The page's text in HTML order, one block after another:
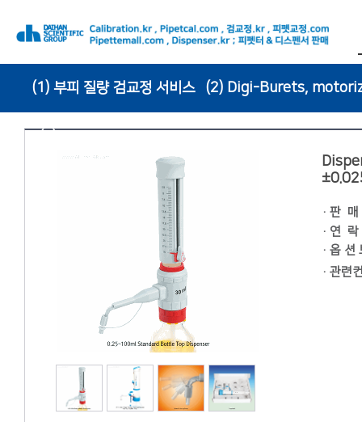
(1) 부피 질량 검교정 서비스 (2) Digi-Burets,
· 판
· 연
· 옵 션
· 관련